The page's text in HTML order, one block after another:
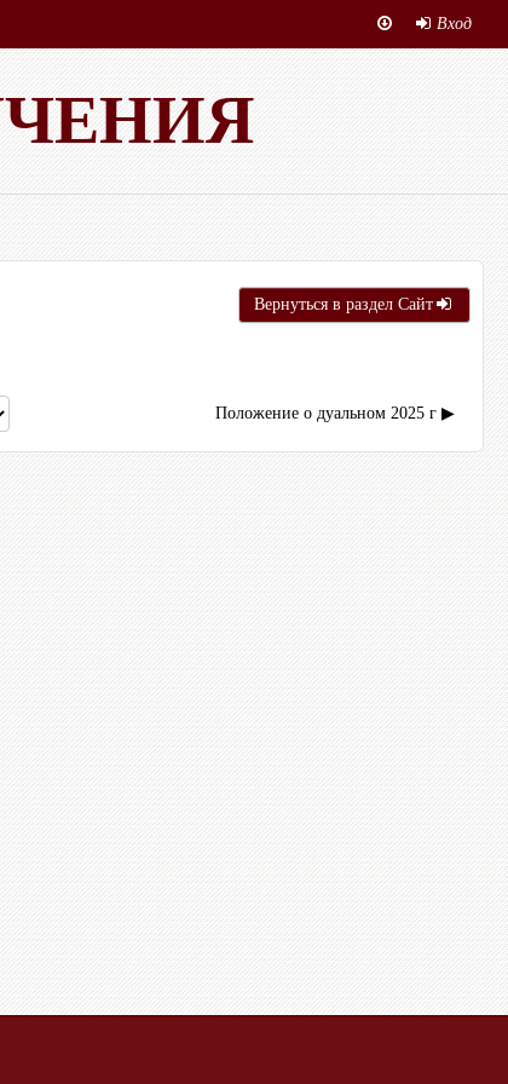
Вход
Вернуться в раздел Сайт
Положение о дуальном 2025 г ▶︎